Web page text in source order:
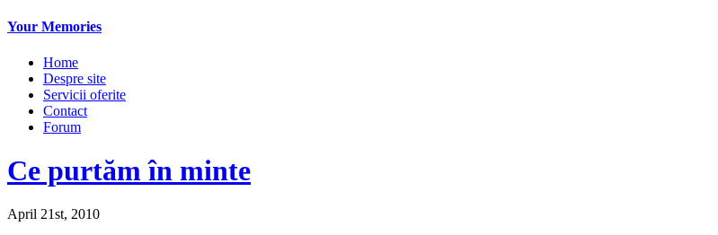
Your Memories
Home
Despre site
Servicii oferite
Contact
Forum
Ce purtăm în minte
April 21st, 2010